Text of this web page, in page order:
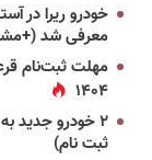
خودرو ریرا در
معرفی شد
مهلت ثبت‌نام
۱۴۰۴
۲ خودرو جدید
ثبت نام)